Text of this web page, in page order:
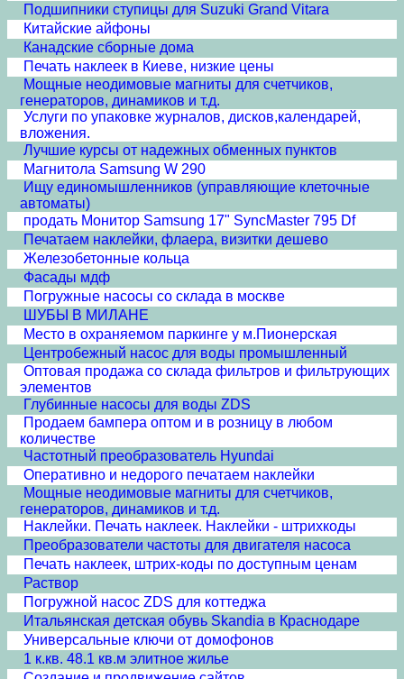
Подшипники ступицы для Suzuki Grand Vitara
Китайские айфоны
Канадские сборные дома
Печать наклеек в Киеве, низкие цены
Мощные неодимовые магниты для счетчиков,
генераторов, динамиков и т.д.
Услуги по упаковке журналов, дисков,календарей,
вложения.
Лучшие курсы от надежных обменных пунктов
Магнитола Samsung W 290
Ищу единомышленников (управляющие клеточные
автоматы)
продать Монитор Samsung 17" SyncMaster 795 Df
Печатаем наклейки, флаера, визитки дешево
Железобетонные кольца
Фасады мдф
Погружные насосы со склада в москве
ШУБЫ В МИЛАНЕ
Место в охраняемом паркинге у м.Пионерская
Центробежный насос для воды промышленный
Оптовая продажа со склада фильтров и фильтрующих
элементов
Глубинные насосы для воды ZDS
Продаем бампера оптом и в розницу в любом
количестве
Частотный преобразователь Hyundai
Оперативно и недорого печатаем наклейки
Мощные неодимовые магниты для счетчиков,
генераторов, динамиков и т.д.
Наклейки. Печать наклеек. Наклейки - штрихкоды
Преобразователи частоты для двигателя насоса
Печать наклеек, штрих-коды по доступным ценам
Раствор
Погружной насос ZDS для коттеджа
Итальянская детская обувь Skandia в Краснодаре
Универсальные ключи от домофонов
1 к.кв. 48.1 кв.м элитное жилье